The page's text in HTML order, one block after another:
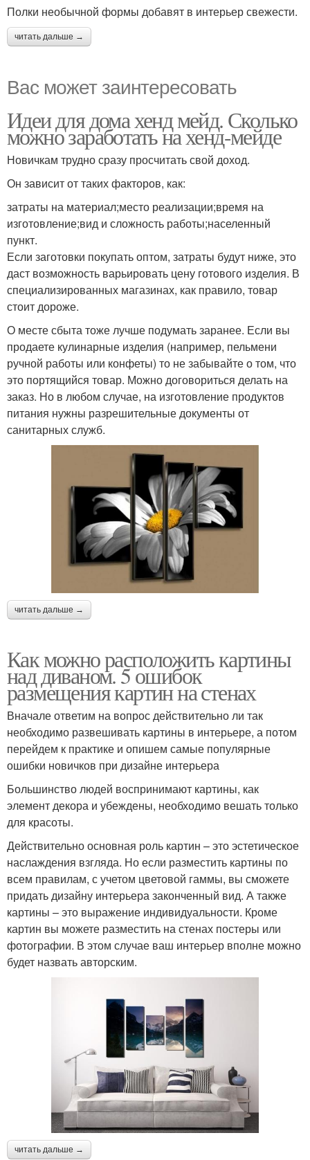
Полки необычной формы добавят в интерьер свежести.
читать дальше →
Вас может заинтересовать
Идеи для дома хенд мейд. Сколько
можно заработать на хенд-мейде
Новичкам трудно сразу просчитать свой доход.
Он зависит от таких факторов, как:
затраты на материал;место реализации;время на
изготовление;вид и сложность работы;населенный
пункт.
Если заготовки покупать оптом, затраты будут ниже, это
даст возможность варьировать цену готового изделия. В
специализированных магазинах, как правило, товар
стоит дороже.
О месте сбыта тоже лучше подумать заранее. Если вы
продаете кулинарные изделия (например, пельмени
ручной работы или конфеты) то не забывайте о том, что
это портящийся товар. Можно договориться делать на
заказ. Но в любом случае, на изготовление продуктов
питания нужны разрешительные документы от
санитарных служб.
читать дальше →
Как можно расположить картины
над диваном. 5 ошибок
размещения картин на стенах
Вначале ответим на вопрос действительно ли так
необходимо развешивать картины в интерьере, а потом
перейдем к практике и опишем самые популярные
ошибки новичков при дизайне интерьера
Большинство людей воспринимают картины, как
элемент декора и убеждены, необходимо вешать только
для красоты.
Действительно основная роль картин – это эстетическое
наслаждения взгляда. Но если разместить картины по
всем правилам, с учетом цветовой гаммы, вы сможете
придать дизайну интерьера законченный вид. А также
картины – это выражение индивидуальности. Кроме
картин вы можете разместить на стенах постеры или
фотографии. В этом случае ваш интерьер вполне можно
будет назвать авторским.
читать дальше →